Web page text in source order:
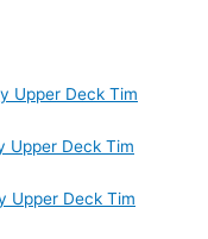
Upper Deck Tim
Upper Deck Tim
Upper Deck Tim